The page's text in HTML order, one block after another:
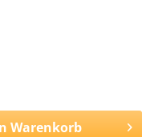
Warenkorb